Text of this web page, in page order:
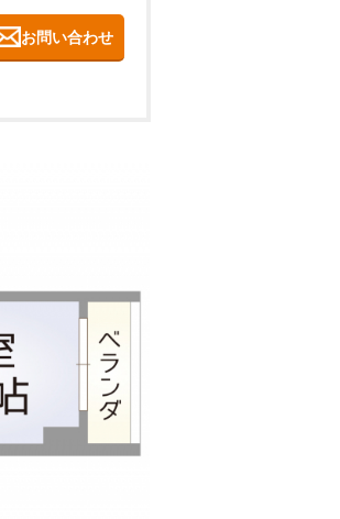
お問い合わせ